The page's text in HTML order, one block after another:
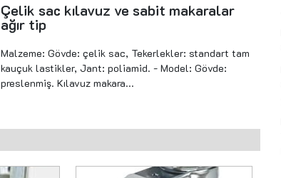
Çelik sac kılavuz ve sabit makaralar
ağır tip
Malzeme: Gövde: çelik sac, Tekerlekler: standart tam
kauçuk lastikler, Jant: poliamid. - Model: Gövde:
preslenmiş. Kılavuz makara...